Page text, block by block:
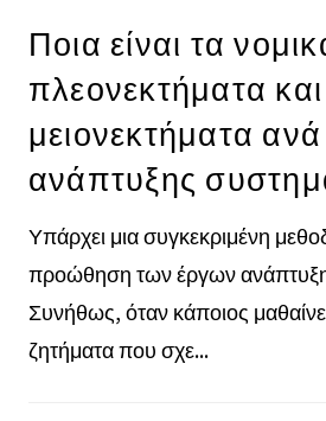
Ποια είναι τα
πλεονεκτήματα και
μειονεκτήματα
ανάπτυξης
Υπάρχει μια συγκεκριμένη
προώθηση των έργων
Συνήθως, όταν κάποιος
ζητήματα που σχε...